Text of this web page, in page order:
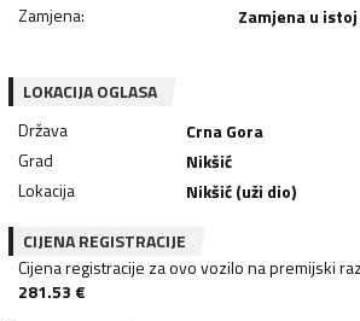
Zamjena: Zamjena u
LOKACIJA OGLASA
Država
Crna Gora
Grad
Nikšić
Lokacija
Nikšić (uži dio)
CIJENA REGISTRACIJE
Cijena registracije za ovo vozilo na premijski
281.53 €